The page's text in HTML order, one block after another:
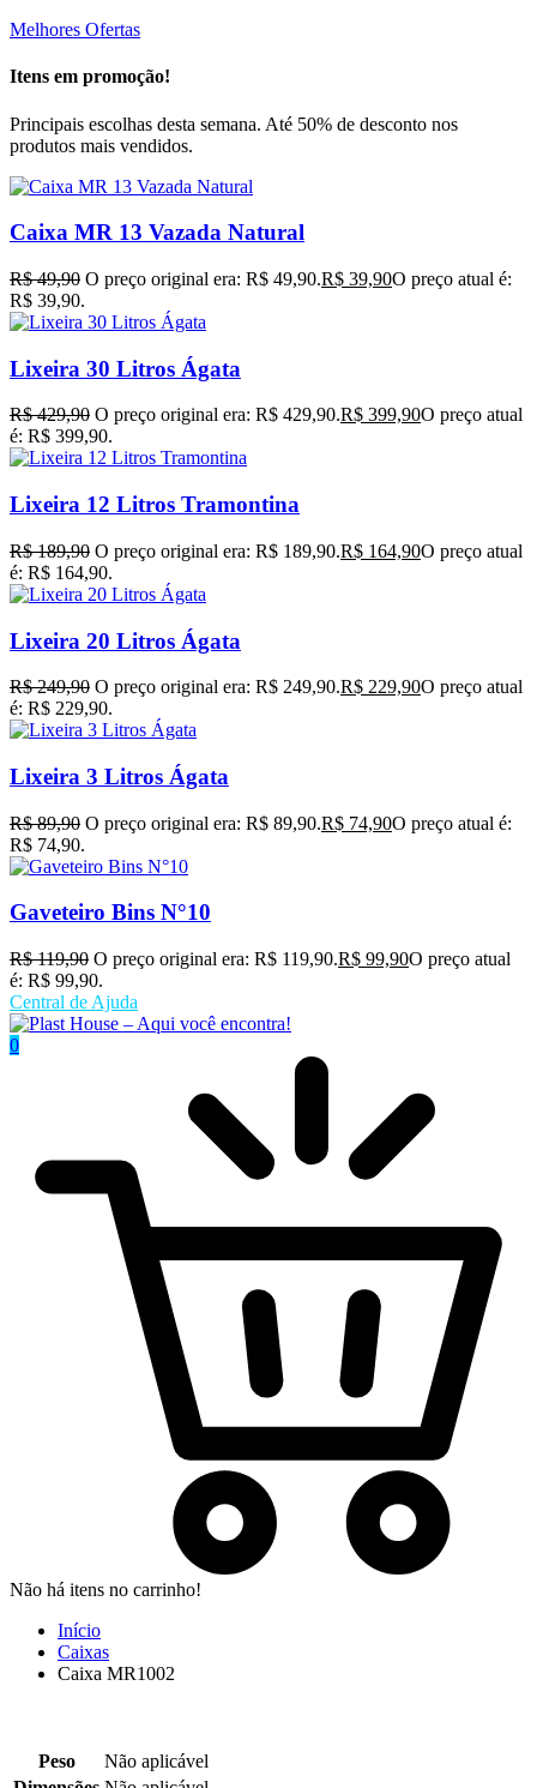
Melhores Ofertas
Itens em promoção!
Principais escolhas desta semana. Até 50% de desconto nos
produtos mais vendidos.
Caixa MR 13 Vazada Natural
R$49,90 O preço original era: R$ 49,90.R$ 39,90O preço atual é:
R$ 39,90.
Lixeira 30 Litros Ágata
R$429,90 O preço original era: R$ 429,90.R$ 399,90O preço atual
é: R$ 399,90.
Lixeira 12 Litros Tramontina
R$189,90 O preço original era: R$ 189,90.R$ 164,90O preço atual
é: R$ 164,90.
Lixeira 20 Litros Ágata
R$249,90 O preço original era: R$ 249,90.R$ 229,90O preço atual
é: R$ 229,90.
Lixeira 3 Litros Ágata
R$89,90 O preço original era: R$ 89,90.R$ 74,90O preço atual é:
R$ 74,90.
Gaveteiro Bins N°10
R$119,90 O preço original era: R$ 119,90.R$ 99,90O preço atual
é: R$ 99,90.
Central de Ajuda
0
Não há itens no carrinho!
Início
Caixas
Caixa MR1002
Peso
Não aplicável